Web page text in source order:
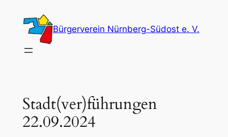
Inhalt
springen
Bürgerverein Nürnberg-Südost e. V.
Stadt(ver)führungen
22.09.2024